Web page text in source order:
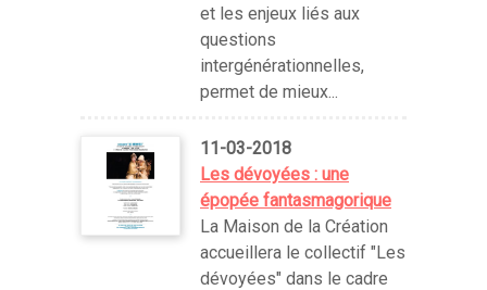
et les enjeux liés aux
questions
intergénérationnelles,
permet de mieux...
11-03-2018
Les dévoyées : une
épopée fantasmagorique
La Maison de la Création
accueillera le collectif "Les
dévoyées" dans le cadre